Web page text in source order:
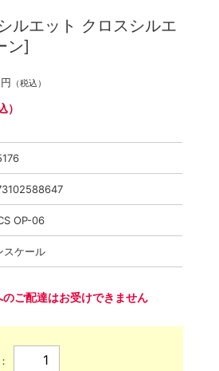
ルエット クロスシルエ
ン]
円 （税込）
）
OP-06
スケール
ご配達はお受けできません